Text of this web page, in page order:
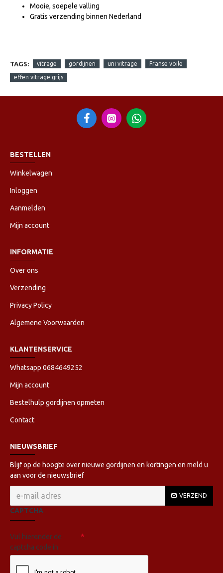
Mooie, soepele valling
Gratis verzending binnen Nederland
TAGS: vitrage gordijnen uni vitrage Franse voile
effen vitrage grijs
BESTELLEN
Winkelwagen
Inloggen
Aanmelden
Mijn account
INFORMATIE
Over ons
Verzending
Privacy Policy
Algemene Voorwaarden
KLANTENSERVICE
Whatsapp 0684649252
Mijn account
Bestelhulp gordijnen opmeten
Contact
NIEUWSBRIEF
Blijf op de hoogte over nieuwe gordijnen en kortingen en meld u
aan voor de nieuwsbrief
VERZEND
CAPTCHA
Vul hieronder de
captcha code in